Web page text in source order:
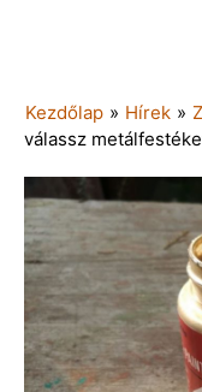
Kezdőlap » Hírek »
válassz